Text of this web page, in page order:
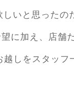
いと思ったの
に加え、店
越しをスタッフ